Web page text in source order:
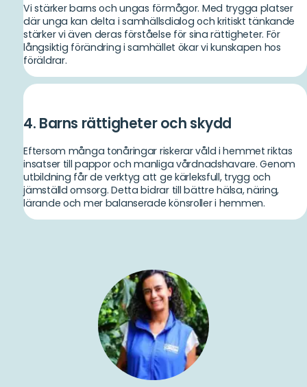
Vi stärker barns och ungas förmågor. Med trygga platser
där unga kan delta i samhällsdialog och kritiskt tänkande
stärker vi även deras förståelse för sina rättigheter. För
långsiktig förändring i samhället ökar vi kunskapen hos
föräldrar.
4. Barns rättigheter och skydd
Eftersom många tonåringar riskerar våld i hemmet riktas
insatser till pappor och manliga vårdnadshavare. Genom
utbildning får de verktyg att ge kärleksfull, trygg och
jämställd omsorg. Detta bidrar till bättre hälsa, näring,
lärande och mer balanserade könsroller i hemmen.